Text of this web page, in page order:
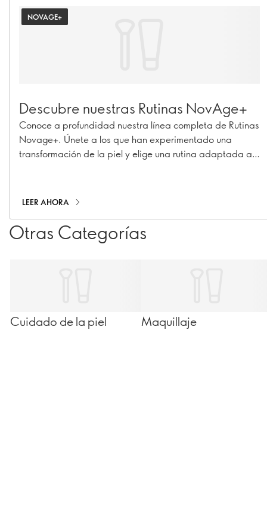
NOVAGE+
Descubre nuestras Rutinas NovAge+
Conoce a profundidad nuestra línea completa de Rutinas
Novage+. Únete a los que han experimentado una
transformación de la piel y elige una rutina adaptada a
LEER AHORA
Otras Categorías
Cuidado de la piel Maquillaje